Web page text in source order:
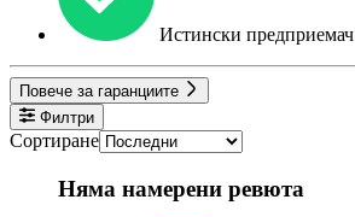
Истински предприемач
Повече за гаранциите
Филтри
Сортиране
Няма намерени ревюта